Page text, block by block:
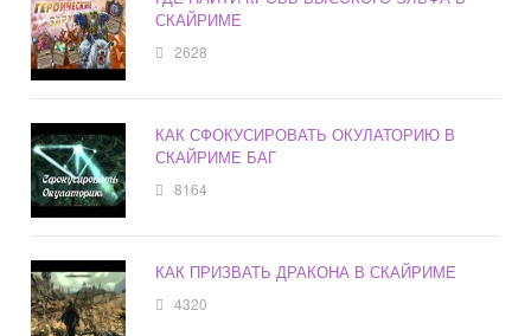
СКАЙРИМЕ
2628
КАК СФОКУСИРОВАТЬ ОКУЛАТОРИЮ В
СКАЙРИМЕ БАГ
8164
КАК ПРИЗВАТЬ ДРАКОНА В СКАЙРИМЕ
4320